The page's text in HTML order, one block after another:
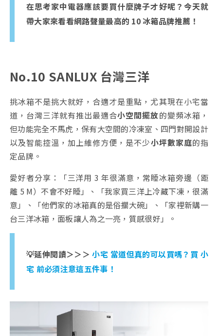
在思考家中電器應該要買什麼牌子才好呢？今天就
帶大家來看看網路聲量最高的 10 冰箱品牌推薦！
No.10 SANLUX 台灣三洋
挑冰箱不是挑大就好，合適才是重點，尤其現在小宅當
道，台灣三洋就有推出最適合小空間擺放的變頻冰箱，
但功能完全不馬虎，保有大空間的冷凍室、四門對開設計
以及智能控溫，加上維修方便，是不少小坪數家庭的指
定品牌。
愛好者分享：「三洋用 3 年很滿意，常睡冰箱旁邊（距
離 5 M）不會不好睡」、「我家買三洋上冷藏下凍，很滿
意」、「他們家的冰箱真的是俗擱大碗」、「家裡新購一
台三洋冰箱，面板讓人為之一亮，質感很好」。
💡延伸閱讀＞＞＞小宅 當道但真的可以買嗎？買 小
宅 前必須注意這五件事！